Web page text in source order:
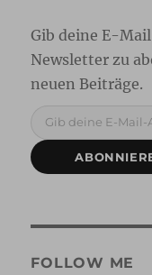
FOLLOW ME